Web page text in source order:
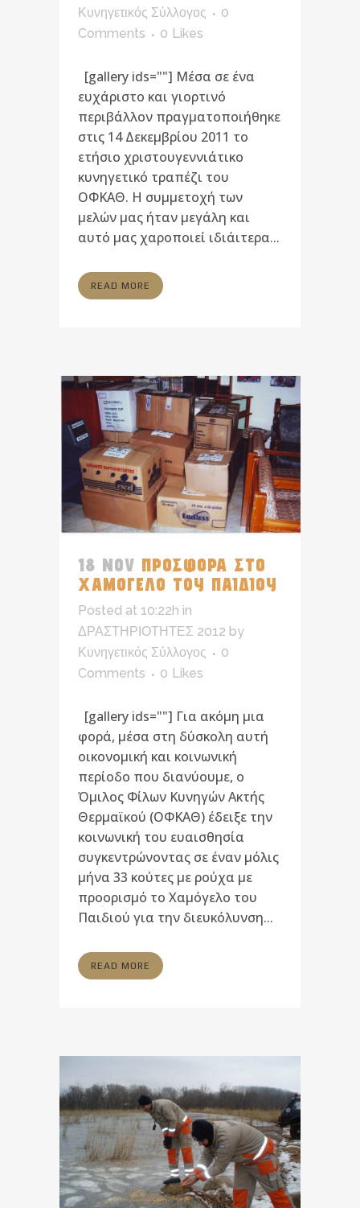
Κυνηγετικός Σύλλογος
0
Comments
0 Likes
[gallery ids=""] Μέσα σε ένα
ευχάριστο και γιορτινό
περιβάλλον πραγματοποιήθηκε
στις 14 Δεκεμβρίου 2011 το
ετήσιο χριστουγεννιάτικο
κυνηγετικό τραπέζι του
ΟΦΚΑΘ. Η συμμετοχή των
μελών μας ήταν μεγάλη και
αυτό μας χαροποιεί ιδιάιτερα...
READ MORE
18 NOV ΠΡΟΣΦΟΡΑ ΣΤΟ
ΧΑΜΟΓΕΛΟ ΤΟΥ ΠΑΙΔΙΟΥ
Posted at 10:22h in
ΔΡΑΣΤΗΡΙΟΤΗΤΕΣ 2012 by
Κυνηγετικός Σύλλογος
0
Comments
0 Likes
[gallery ids=""] Για ακόμη μια
φορά, μέσα στη δύσκολη αυτή
οικονομική και κοινωνική
περίοδο που διανύουμε, ο
Όμιλος Φίλων Κυνηγών Ακτής
Θερμαϊκού (ΟΦΚΑΘ) έδειξε την
κοινωνική του ευαισθησία
συγκεντρώνοντας σε έναν μόλις
μήνα 33 κούτες με ρούχα με
προορισμό το Χαμόγελο του
Παιδιού για την διευκόλυνση...
READ MORE